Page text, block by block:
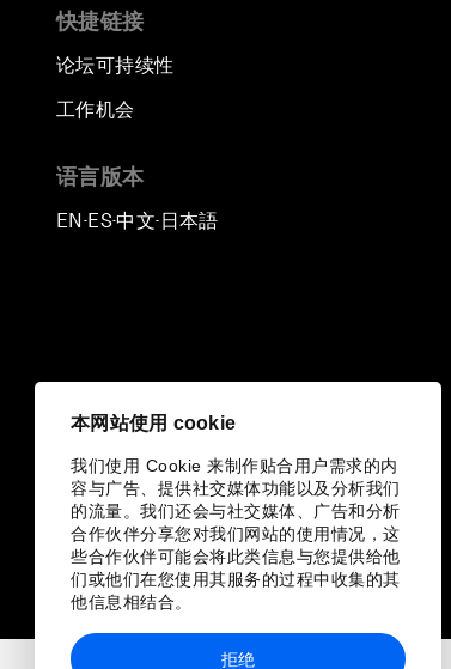
本网站使用 cookie
我们使用 Cookie 来制作贴合用户需求的内
容与广告、提供社交媒体功能以及分析我们
的流量。我们还会与社交媒体、广告和分析
合作伙伴分享您对我们网站的使用情况，这
些合作伙伴可能会将此类信息与您提供给他
们或他们在您使用其服务的过程中收集的其
他信息相结合。
拒绝
快捷链接
论坛可持续性
工作机会
语言版本
EN ▪ES▪中文▪ 日本語